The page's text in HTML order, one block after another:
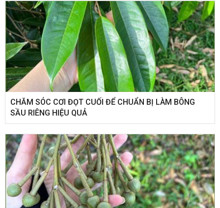
CHĂM SÓC CƠI ĐỌT CUỐI ĐỂ CHUẨN BỊ LÀM BÔNG
SẦU RIÊNG HIỆU QUẢ